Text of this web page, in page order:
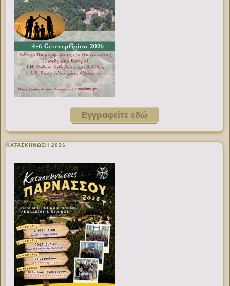
Εγγραφείτε εδώ
ΚΑΤΑΣΚΗΝΩΣΗ 2026